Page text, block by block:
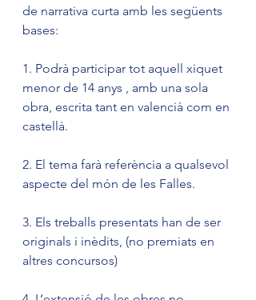
de narrativa curta amb les següents
bases:
1. Podrà participar tot aquell xiquet
menor de 14 anys , amb una sola
obra, escrita tant en valencià com en
castellà.
2. El tema farà referència a qualsevol
aspecte del món de les Falles.
3. Els treballs presentats han de ser
originals i inèdits, (no premiats en
altres concursos)